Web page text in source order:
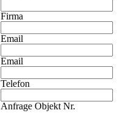
Firma
Email
Email
Telefon
Anfrage Objekt Nr.